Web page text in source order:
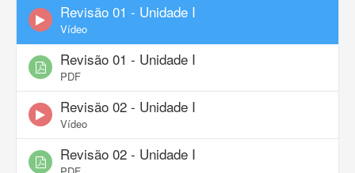
Revisão 01 - Unidade I
Vídeo
Revisão 01 - Unidade I
PDF
Revisão 02 - Unidade I
Vídeo
Revisão 02 - Unidade I